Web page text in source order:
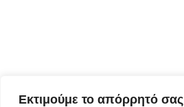
Εκτιμούμε το απόρρητό σας